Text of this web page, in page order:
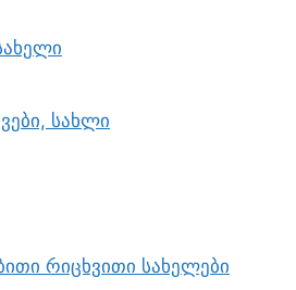
სახლი
რიცხვითი სახელები